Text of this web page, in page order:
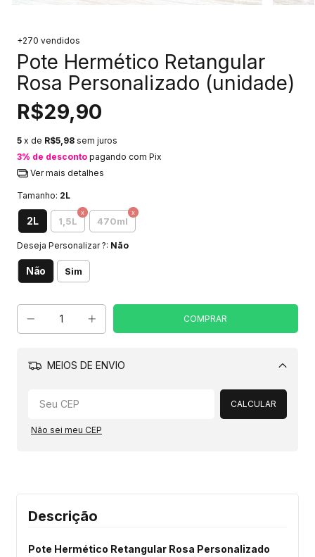
+270 vendidos
Pote Hermético Retangular
Rosa Personalizado (unidade)
R$29,90
5 x de R$5,98 sem juros
3% de desconto pagando com Pix
Ver mais detalhes
Tamanho: 2L
2L 1,5L 470ml
Deseja Personalizar ?: Não
Não Sim
MEIOS DE ENVIO
Alterar CEP
CALCULAR
Não sei meu CEP
Descrição
Pote Hermético Retangular Rosa Personalizado